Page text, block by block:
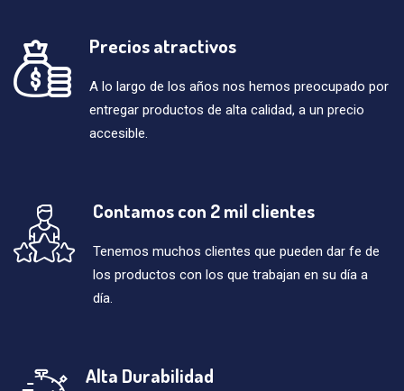
Precios atractivos
A lo largo de los años nos hemos preocupado por
entregar productos de alta calidad, a un precio
accesible.
Contamos con 2 mil clientes
Tenemos muchos clientes que pueden dar fe de
los productos con los que trabajan en su día a
día.
Alta Durabilidad